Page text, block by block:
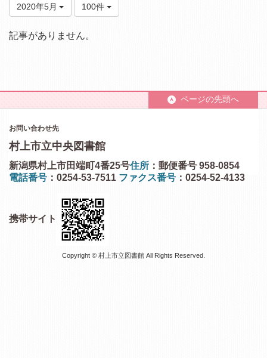
2020年5月 100件
記事がありません。
ページの先頭へ
お問い合わせ先
村上市立中央図書館
住所 ：郵便番号 958-0854
新潟県村上市田端町4番25号
電話番号 ：0254-53-7511 ファクス番号 ：0254-52-4133
携帯サイト
Copyright © 村上市立図書館 All Rights Reserved.